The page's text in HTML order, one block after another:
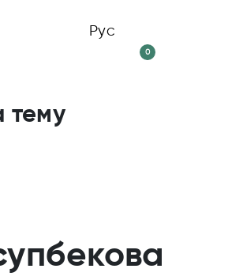
Рус
0
тему